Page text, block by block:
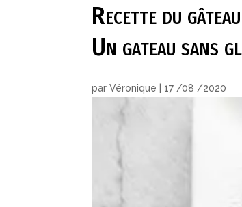
Recette du
Un gateau sans
parVéronique |17 /08 /2020